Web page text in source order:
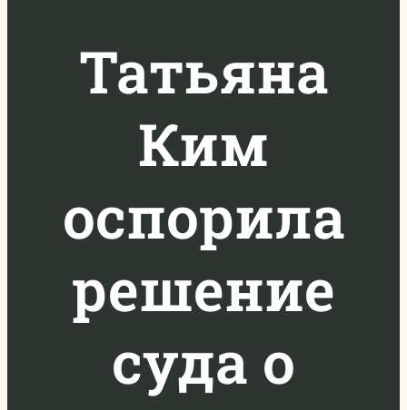
Татьяна
Ким
оспорила
решение
суда о